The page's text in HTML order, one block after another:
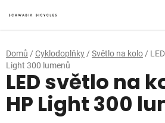
na
obsah
Domů / Cyklodoplňky / Světlo na kolo /
Light 300 lumenů
LED světlo na
HP Light 300